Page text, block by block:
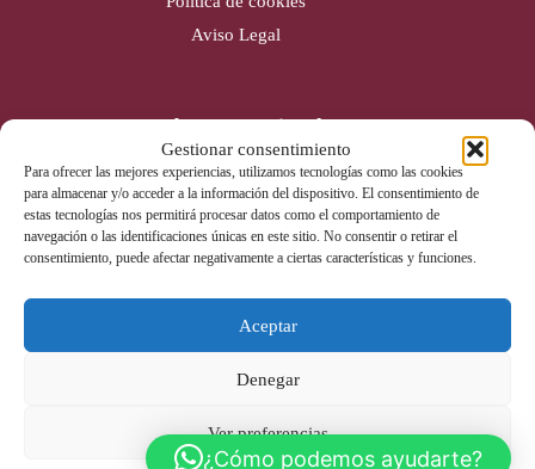
Gestionar consentimiento
Para ofrecer las mejores experiencias, utilizamos tecnologías como las cookies
para almacenar y/o acceder a la información del dispositivo. El consentimiento de
estas tecnologías nos permitirá procesar datos como el comportamiento de
navegación o las identificaciones únicas en este sitio. No consentir o retirar el
consentimiento, puede afectar negativamente a ciertas características y funciones.
Aceptar
Denegar
Ver preferencias
Aviso Legal
Cobertura nacional
Alicante (Sede)
Valencia
Gijón
Badajoz
Contacto
Tel: 965 670 142
Whatsapp
¿Cómo podemos ayudarte?